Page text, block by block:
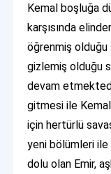
Kemal boşluğa
karşısında
öğrenmiş olduğu
gizlemiş olduğu
devam
gitmesi ile
için hertürlü
yeni bölümleri
dolu olan Emir,